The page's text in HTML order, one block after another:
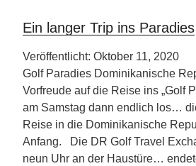
Ein langer Trip ins Paradies
Veröffentlicht: Oktober 11, 2020
Golf Paradies Dominikanische
Vorfreude auf die Reise ins „Golf
am Samstag dann endlich los…
Reise in die Dominikanische
Anfang. Die DR Golf Travel
neun Uhr an der Haustüre…